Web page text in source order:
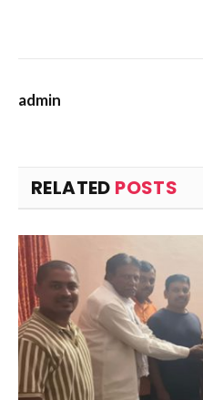
admin
RELATED POSTS